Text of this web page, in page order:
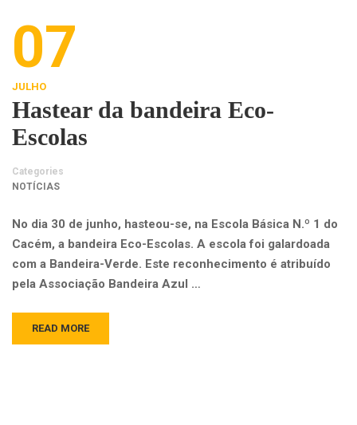
07
JULHO
Hastear da bandeira Eco-
Escolas
Categories
NOTÍCIAS
No dia 30 de junho, hasteou-se, na Escola Básica N.º 1 do
Cacém, a bandeira Eco-Escolas. A escola foi galardoada
com a Bandeira-Verde. Este reconhecimento é atribuído
pela Associação Bandeira Azul …
READ MORE